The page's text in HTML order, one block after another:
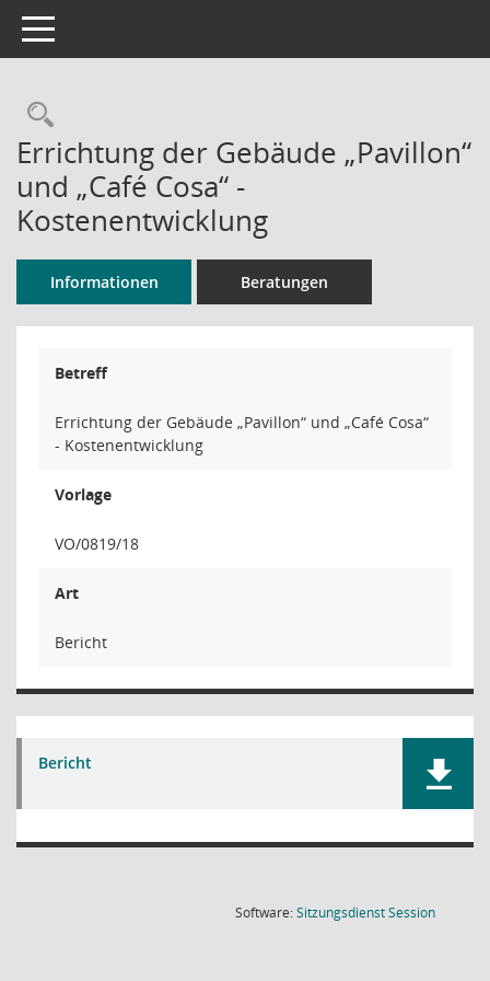
Toggle navigation
Rechercheauswahl
Errichtung der Gebäude „Pavillon“
und „Café Cosa“ -
Kostenentwicklung
Informationen Beratungen
Betreff
Errichtung der Gebäude „Pavillon“ und „Café Cosa“
- Kostenentwicklung
Vorlage
VO/0819/18
Art
Bericht
Bericht
Software:SitzungsdienstSession(Wird in